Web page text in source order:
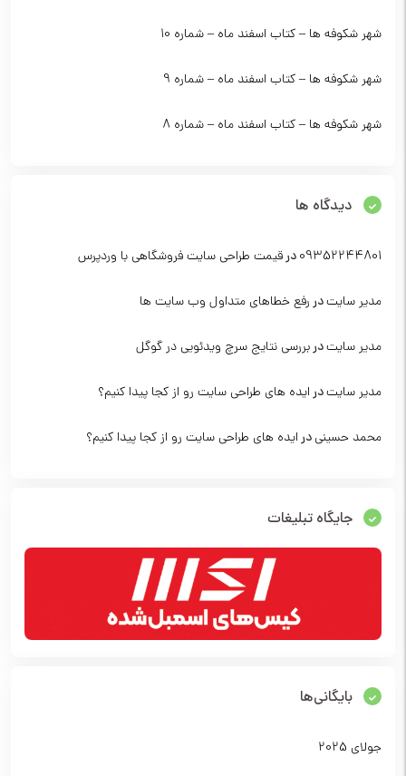
شهر شکوفه ها – کتاب اسفند ماه – شماره 10
شهر شکوفه ها – کتاب اسفند ماه – شماره 9
شهر شکوفه ها – کتاب اسفند ماه – شماره 8
دیدگاه ها
09352244801درقیمت طراحی سایت فروشگاهی با وردپرس
مدیر سایتدررفع خطاهای متداول وب سایت ها
مدیر سایتدربررسی نتایج سرچ ویدئویی در گوگل
مدیر سایتدرایده های طراحی سایت رو از کجا پیدا کنیم؟
محمد حسینیدرایده های طراحی سایت رو از کجا پیدا کنیم؟
جایگاه تبلیغات
بایگانی‌ها
جولای 2025